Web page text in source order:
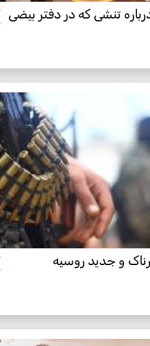
تنشی که در دفتر بیضی
و جدید روسیه